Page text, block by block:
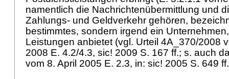
namentlich die Nachrichtenübermittlung und
Zahlungs- und Geldverkehr gehören,
bestimmtes, sondern irgend ein
Leistungen anbietet (vgl. Urteil 4A_370/2008
2008 E. 4.2/4.3, sic! 2009 S. 167 ff.; s. auch
vom 8. April 2005 E. 2.3, in: sic! 2005 S. 649